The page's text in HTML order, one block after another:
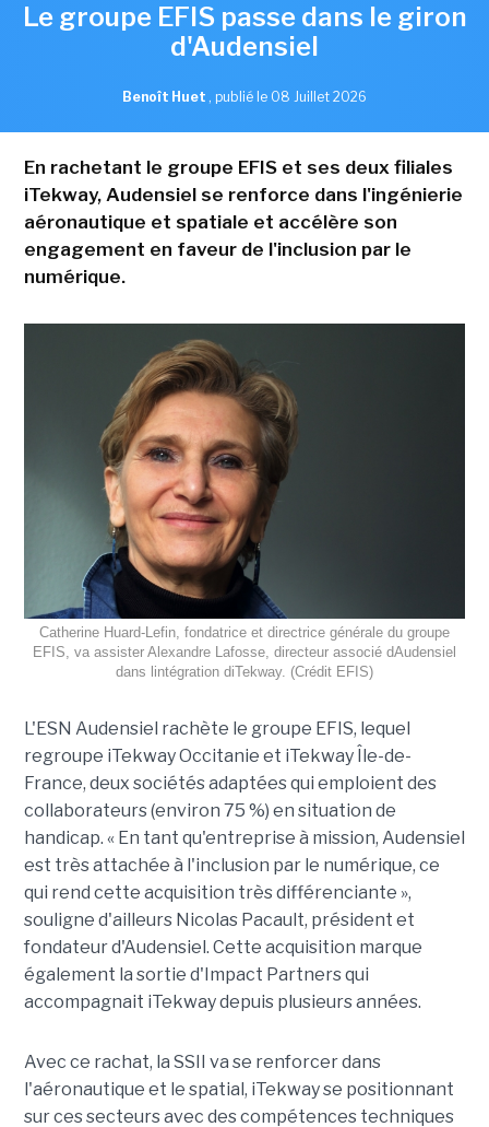
Le groupe EFIS passe dans le giron
d'Audensiel
Benoît Huet , publié le 08 Juillet 2026
En rachetant le groupe EFIS et ses deux filiales
iTekway, Audensiel se renforce dans l'ingénierie
aéronautique et spatiale et accélère son
engagement en faveur de l'inclusion par le
numérique.
Catherine Huard-Lefin, fondatrice et directrice générale du groupe
EFIS, va assister Alexandre Lafosse, directeur associé dAudensiel
dans lintégration diTekway. (Crédit EFIS)
L'ESN Audensiel rachète le groupe EFIS, lequel
regroupe iTekway Occitanie et iTekway Île-de-
France, deux sociétés adaptées qui emploient des
collaborateurs (environ 75 %) en situation de
handicap. « En tant qu'entreprise à mission, Audensiel
est très attachée à l'inclusion par le numérique, ce
qui rend cette acquisition très différenciante »,
souligne d'ailleurs Nicolas Pacault, président et
fondateur d'Audensiel. Cette acquisition marque
également la sortie d'Impact Partners qui
accompagnait iTekway depuis plusieurs années.
Avec ce rachat, la SSII va se renforcer dans
l'aéronautique et le spatial, iTekway se positionnant
sur ces secteurs avec des compétences techniques